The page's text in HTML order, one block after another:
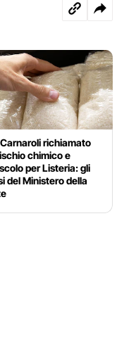
richiamato
chimico e
per Listeria: gli
del Ministero della